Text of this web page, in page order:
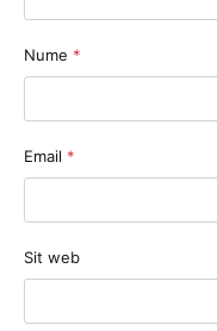
Nume *
Email *
Sit web